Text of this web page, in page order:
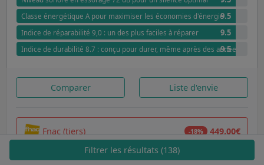
Classe énergétique A pour maximiser les économies d'énergie9.5
Indice de réparabilité 9,0 : un des plus faciles à réparer 9.5
Indice de durabilité 8.7 : conçu pour durer, même après des années
9.5
Comparer Liste d'envie
Fnac (tiers) -18% 449,00€
Rakuten (tiers) 545,51€
Filtrer les résultats (138)